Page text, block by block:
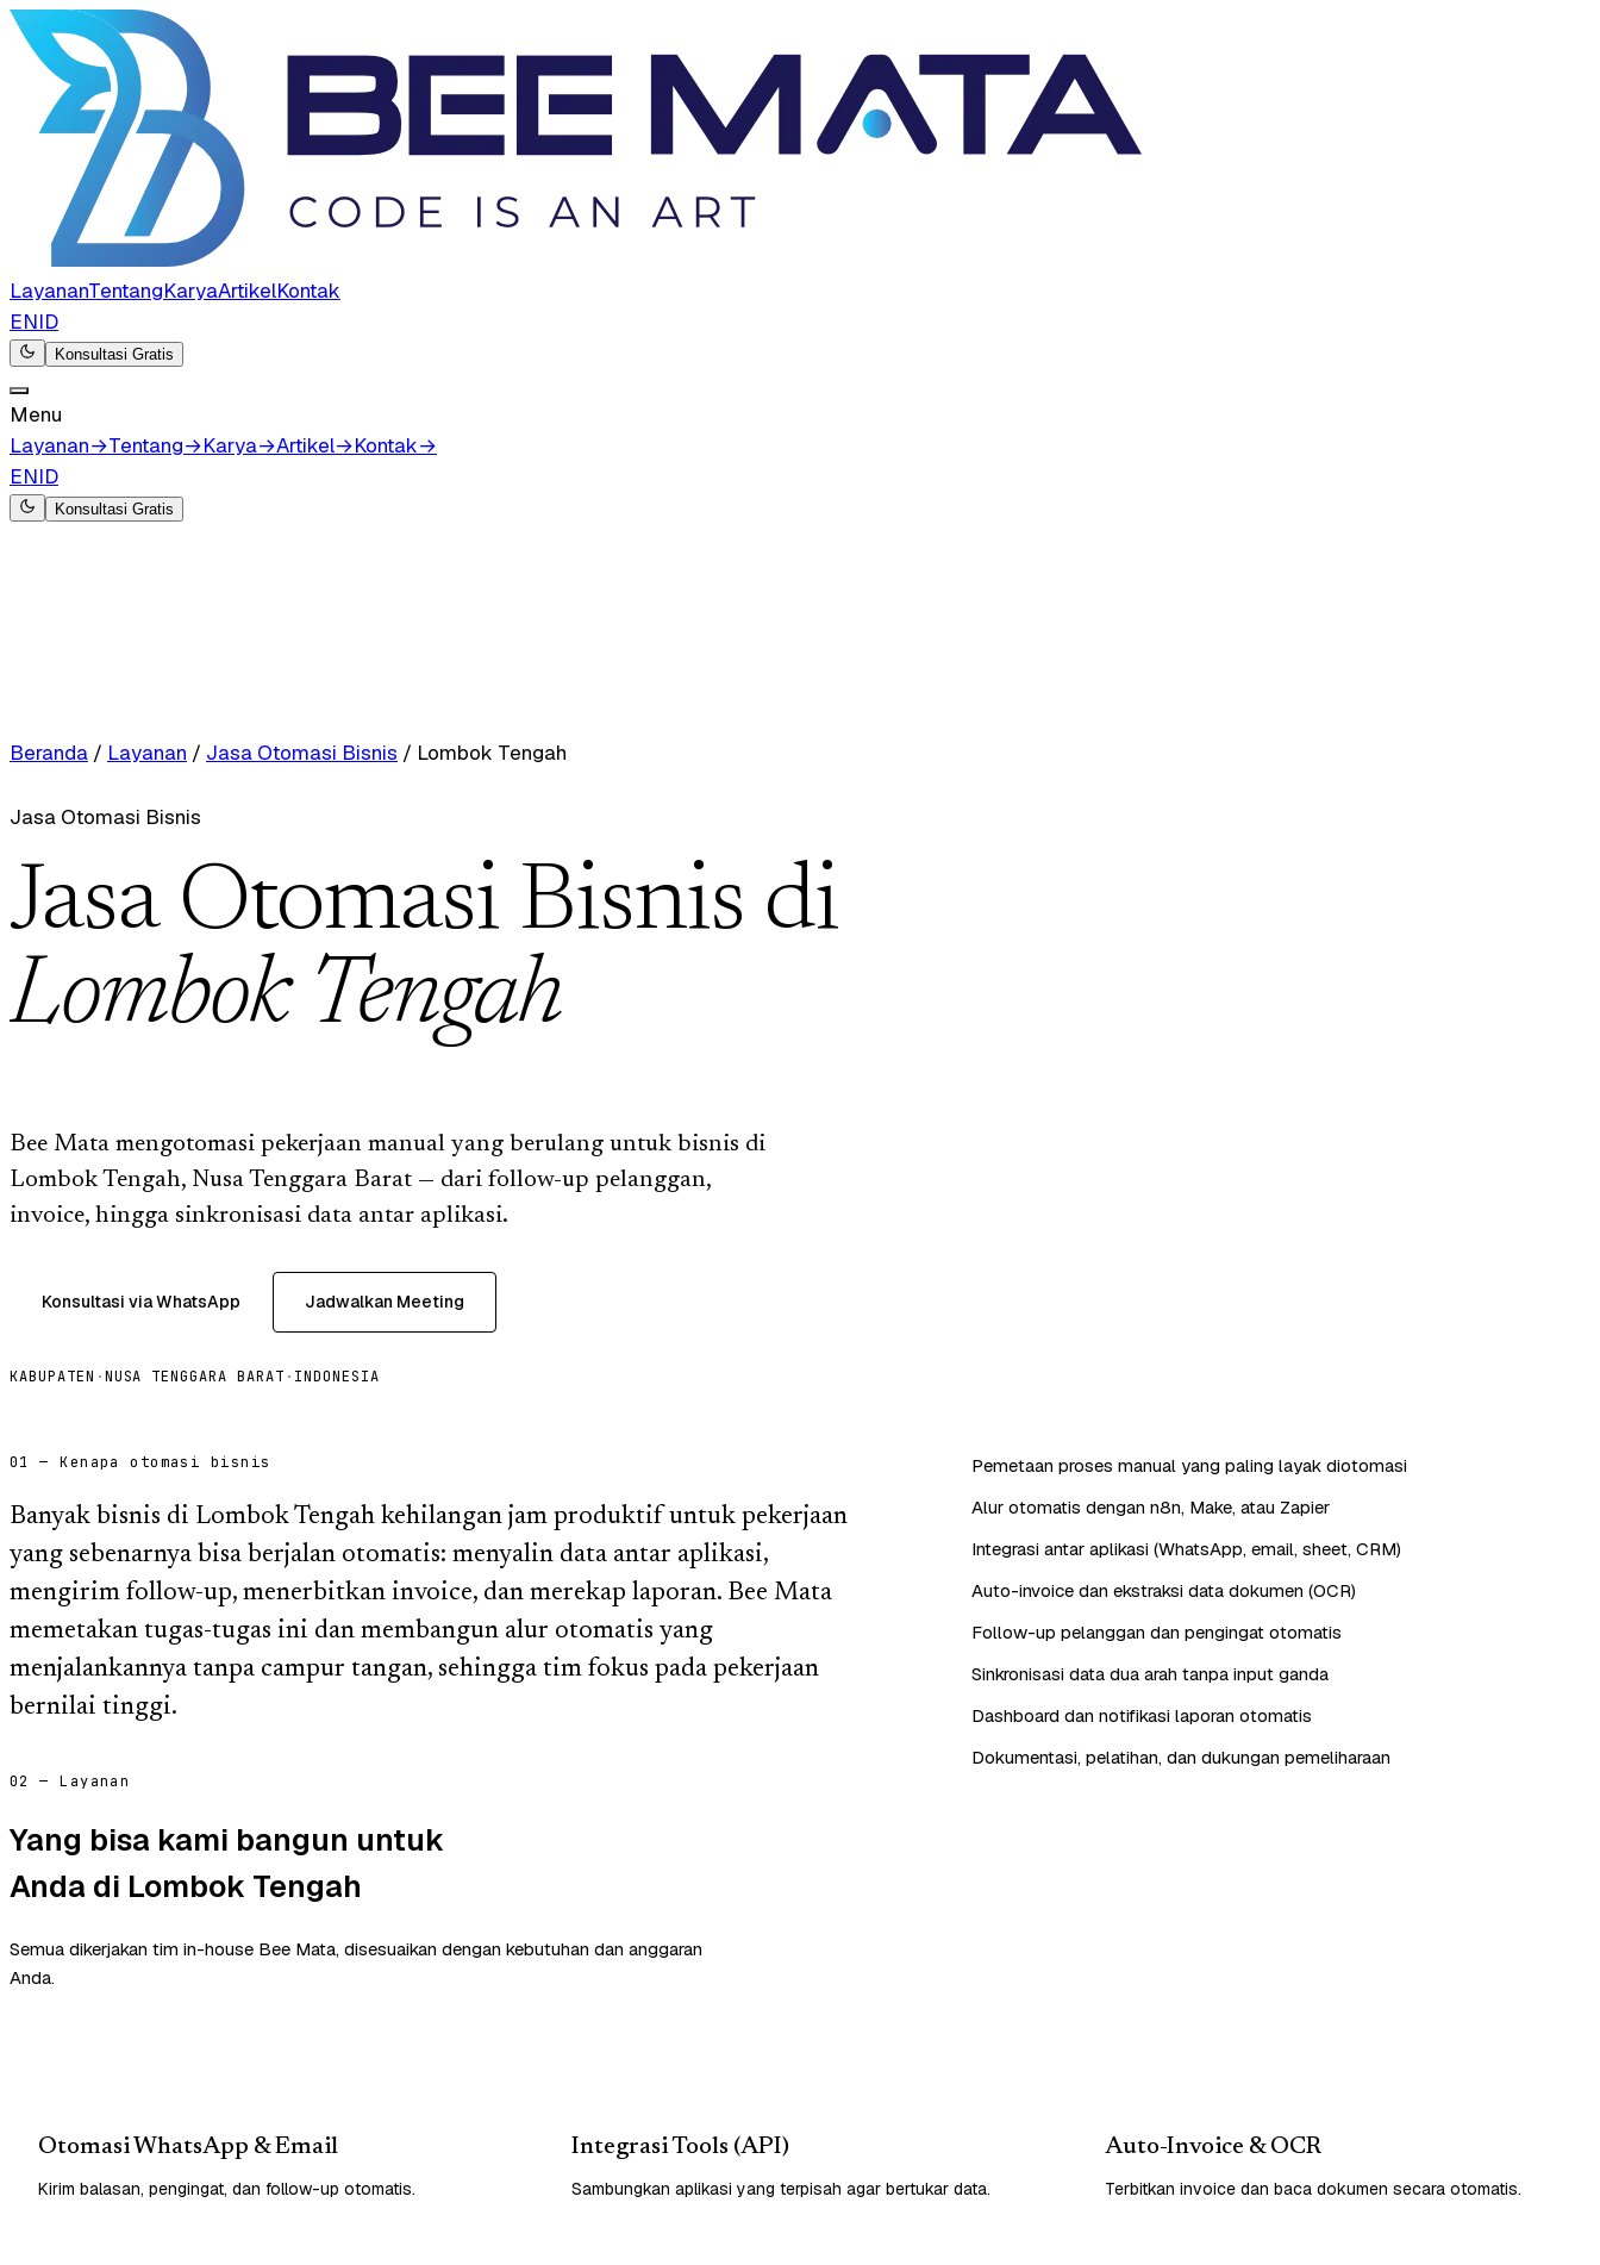
LayananTentangKaryaArtikelKontak
ENID
Konsultasi Gratis
Menu
Layanan→Tentang→Karya→Artikel→Kontak→
ENID
Konsultasi Gratis
Beranda / Layanan / Jasa Otomasi Bisnis / Lombok Tengah
Jasa Otomasi Bisnis
Jasa Otomasi Bisnis di
Lombok Tengah
Bee Mata mengotomasi pekerjaan manual yang berulang untuk bisnis di
Lombok Tengah, Nusa Tenggara Barat — dari follow-up pelanggan,
invoice, hingga sinkronisasi data antar aplikasi.
Konsultasi via WhatsApp Jadwalkan Meeting
KABUPATEN ·NUSA TENGGARA BARAT · INDONESIA
01 — Kenapa otomasi bisnis
Banyak bisnis di Lombok Tengah kehilangan jam produktif untuk pekerjaan
yang sebenarnya bisa berjalan otomatis: menyalin data antar aplikasi,
mengirim follow-up, menerbitkan invoice, dan merekap laporan. Bee Mata
memetakan tugas-tugas ini dan membangun alur otomatis yang
menjalankannya tanpa campur tangan, sehingga tim fokus pada pekerjaan
bernilai tinggi.
Pemetaan proses manual yang paling layak diotomasi
Alur otomatis dengan n8n, Make, atau Zapier
Integrasi antar aplikasi (WhatsApp, email, sheet, CRM)
Auto-invoice dan ekstraksi data dokumen (OCR)
Follow-up pelanggan dan pengingat otomatis
Sinkronisasi data dua arah tanpa input ganda
Dashboard dan notifikasi laporan otomatis
Dokumentasi, pelatihan, dan dukungan pemeliharaan
02 — Layanan
Yang bisa kami bangun untuk
Anda di Lombok Tengah
Semua dikerjakan tim in-house Bee Mata, disesuaikan dengan kebutuhan dan anggaran
Anda.
Otomasi WhatsApp & Email
Kirim balasan, pengingat, dan follow-up otomatis.
Integrasi Tools (API)
Sambungkan aplikasi yang terpisah agar bertukar data.
Auto-Invoice & OCR
Terbitkan invoice dan baca dokumen secara otomatis.